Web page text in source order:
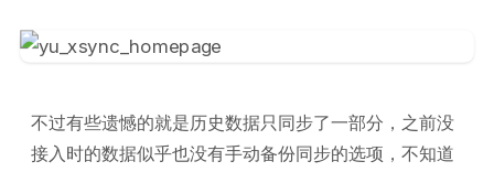
不过有些遗憾的就是历史数据只同步了一部分，之前没
接入时的数据似乎也没有手动备份同步的选项，不知道